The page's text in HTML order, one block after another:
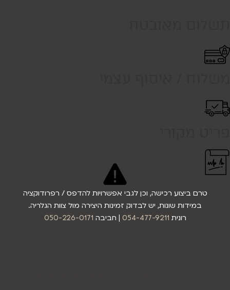
טרם ביצוע רכישה, וכן לגבי אפשרויות להדפס / רפרודוקציה
במידות שונות, יש לבדוק זמינות היצירה מול צוות הגלריה.
רונית 054-477-9211 | חביבה 050-226-0171